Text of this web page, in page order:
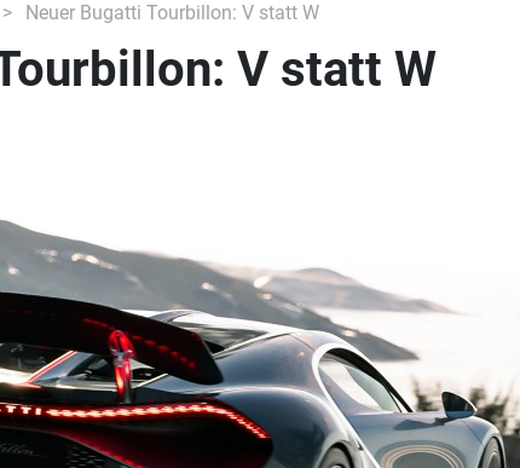
Neuer Bugatti Tourbillon: V statt W
V statt W